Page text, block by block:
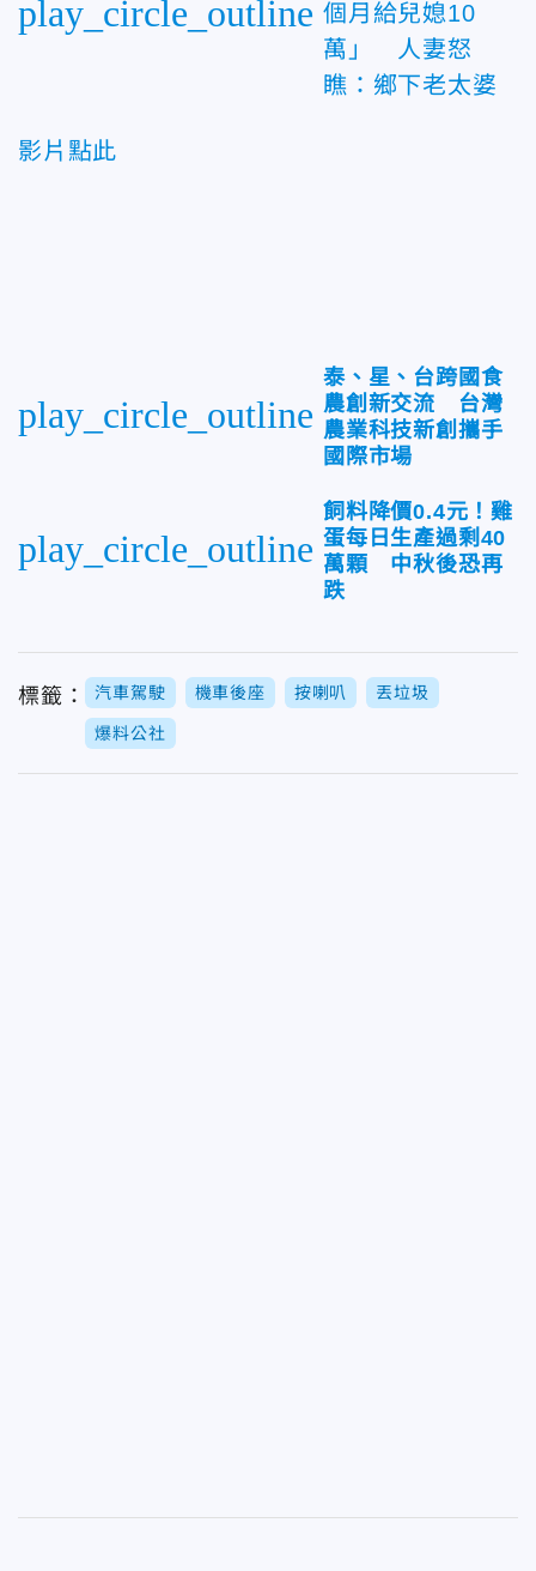
play_circle_outline 個月給兒媳10
萬」 人妻怒
瞧：鄉下老太婆
影片點此
play_circle_outline
泰、星、台跨國食
農創新交流 台灣
農業科技新創攜手
國際市場
play_circle_outline
飼料降價0.4元！雞
蛋每日生產過剩40
萬顆 中秋後恐再
跌
標籤： 汽車駕駛 機車後座 按喇叭 丟垃圾
爆料公社